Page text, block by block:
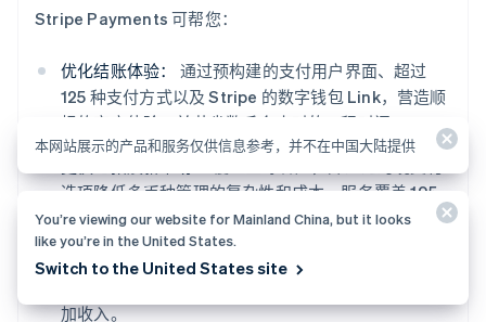
Stripe Payments 可帮您：
优化结账体验：
通过预构建的支付用户界面、超过
125 种支付方式以及 Stripe 的数字钱包 Link，营造顺
畅的客户体验，并节省数千个小时的工程时间。
选项降低多币种管理的复杂性和成本，服务覆盖 195
个国家、支持 135 种以上货币。
整合线下与线上付款：整合线上与线下渠道，打造统
加收入。
阿联酋
本网站展示的产品和服务仅供信息参考，并不在中国大陆提供
You’re viewing our website for Mainland China, but it looks
like you’re in the United States.
Switch to the United States site